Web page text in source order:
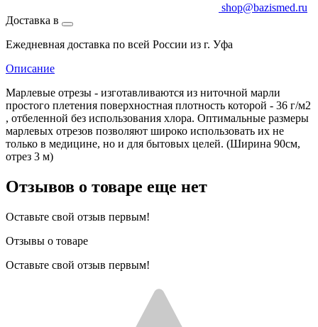
shop@bazismed.ru
Доставка в
Ежедневная доставка по всей России из г. Уфа
Описание
Марлевые отрезы - изготавливаются из ниточной марли
простого плетения поверхностная плотность которой - 36 г/м2
, отбеленной без использования хлора. Оптимальные размеры
марлевых отрезов позволяют широко использовать их не
только в медицине, но и для бытовых целей. (Ширина 90см,
отрез 3 м)
Отзывов о товаре еще нет
Оставьте свой отзыв первым!
Отзывы о товаре
Оставьте свой отзыв первым!